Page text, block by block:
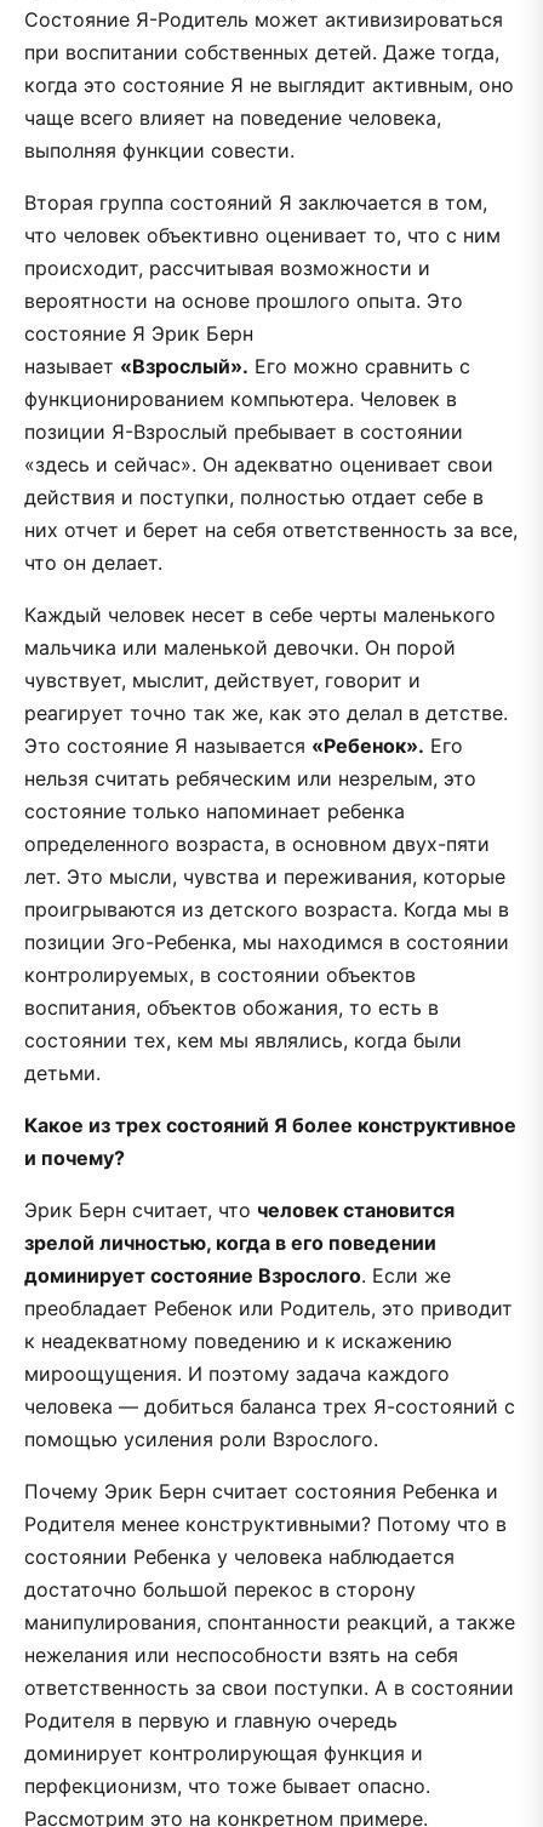
Состояние Я-Родитель может активизироваться
при воспитании собственных детей. Даже тогда,
когда это состояние Я не выглядит активным, оно
чаще всего влияет на поведение человека,
выполняя функции совести.
Вторая группа состояний Я заключается в том,
что человек объективно оценивает то, что с ним
происходит, рассчитывая возможности и
вероятности на основе прошлого опыта. Это
состояние Я Эрик Берн
называет «Взрослый». Его можно сравнить с
функционированием компьютера. Человек в
позиции Я-Взрослый пребывает в состоянии
«здесь и сейчас». Он адекватно оценивает свои
действия и поступки, полностью отдает себе в
них отчет и берет на себя ответственность за все,
что он делает.
Каждый человек несет в себе черты маленького
мальчика или маленькой девочки. Он порой
чувствует, мыслит, действует, говорит и
реагирует точно так же, как это делал в детстве.
Это состояние Я называется «Ребенок». Его
нельзя считать ребяческим или незрелым, это
состояние только напоминает ребенка
определенного возраста, в основном двух-пяти
лет. Это мысли, чувства и переживания, которые
проигрываются из детского возраста. Когда мы в
позиции Эго-Ребенка, мы находимся в состоянии
контролируемых, в состоянии объектов
воспитания, объектов обожания, то есть в
состоянии тех, кем мы являлись, когда были
детьми.
Какое из трех состояний Я более конструктивное
и почему?
Эрик Берн считает, что человек становится
зрелой личностью, когда в его поведении
доминирует состояние Взрослого. Если же
преобладает Ребенок или Родитель, это приводит
к неадекватному поведению и к искажению
мироощущения. И поэтому задача каждого
человека — добиться баланса трех Я-состояний с
помощью усиления роли Взрослого.
Почему Эрик Берн считает состояния Ребенка и
Родителя менее конструктивными? Потому что в
состоянии Ребенка у человека наблюдается
достаточно большой перекос в сторону
манипулирования, спонтанности реакций, а также
нежелания или неспособности взять на себя
ответственность за свои поступки. А в состоянии
Родителя в первую и главную очередь
доминирует контролирующая функция и
перфекционизм, что тоже бывает опасно.
Рассмотрим это на конкретном примере.